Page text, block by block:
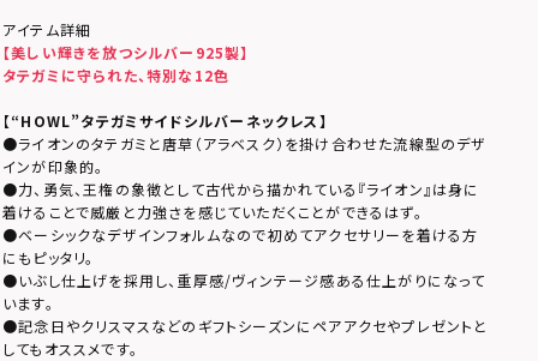
アイテム詳細
【美しい輝きを放つシルバー925製】
タテガミに守られた、特別な12色
【“HOWL”タテガミサイドシルバーネックレス】
●ライオンのタテガミと唐草（アラベスク）を掛け合わせた流線型のデザ
インが印象的。
●力、勇気、王権の象徴として古代から描かれている『ライオン』は身に
着けることで威厳と力強さを感じていただくことができるはず。
●ベーシックなデザインフォルムなので初めてアクセサリーを着ける方
にもピッタリ。
●いぶし仕上げを採用し、重厚感/ヴィンテージ感ある仕上がりになって
います。
●記念日やクリスマスなどのギフトシーズンにペアアクセやプレゼントと
してもオススメです。